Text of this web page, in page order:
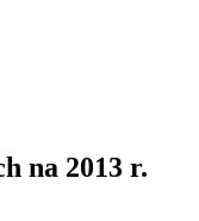
na 2013 r.